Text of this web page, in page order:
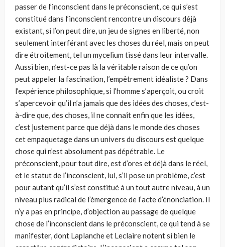
passer de l’inconscient dans le préconscient, ce qui s’est
constitué dans l’inconscient rencontre un discours déjà
existant, si l’on peut dire, un jeu de signes en liberté, non
seulement interférant avec les choses du réel, mais on peut
dire étroitement, tel un mycelium tissé dans leur intervalle.
Aussi bien, n’est-ce pas là la véritable raison de ce qu’on
peut appeler la fascination, l’empêtrement idéaliste ? Dans
l’expérience philosophique, si l’homme s’aperçoit, ou croit
s’apercevoir qu’il n’a jamais que des idées des choses, c’est-
à-dire que, des choses, il ne connaît enfin que les idées,
c’est justement parce que déjà dans le monde des choses
cet empaquetage dans un univers du discours est quelque
chose qui n’est absolument pas dépétrable. Le
préconscient, pour tout dire, est d’ores et déjà dans le réel,
et le statut de l’inconscient, lui, s’il pose un problème, c’est
pour autant qu’il s’est constitué à un tout autre niveau, à un
niveau plus radical de l’émergence de l’acte d’énonciation. Il
n’y a pas en principe, d’objection au passage de quelque
chose de l’inconscient dans le préconscient, ce qui tend à se
manifester, dont Laplanche et Leclaire notent si bien le